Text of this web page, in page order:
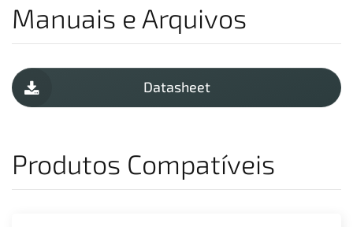
Manuais e Arquivos
Datasheet
Produtos Compatíveis